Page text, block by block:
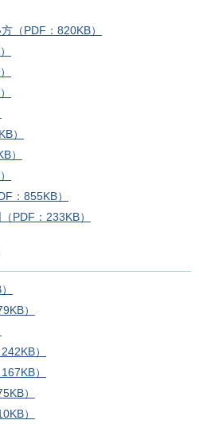
（PDF：820KB）
）
）
：855KB）
PDF：233KB）
）
）
）
）
）